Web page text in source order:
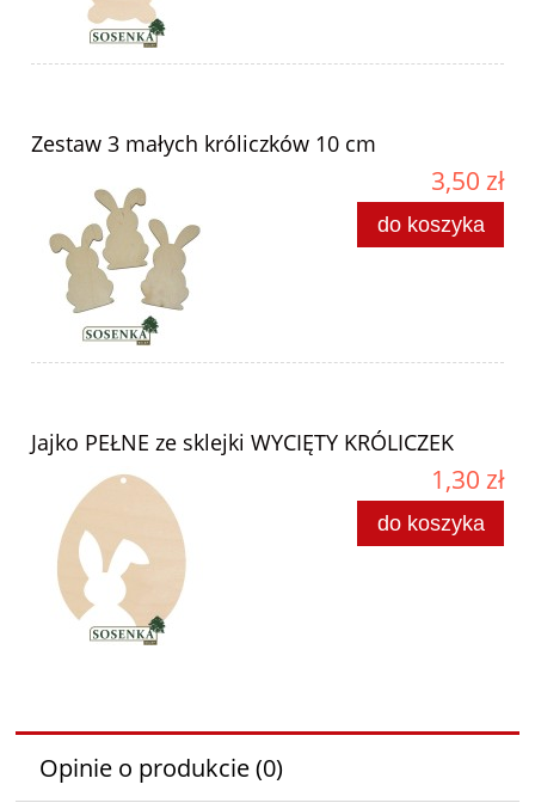
Zestaw 3 małych króliczków 10 cm
3,50 zł
do koszyka
Jajko PEŁNE ze sklejki WYCIĘTY KRÓLICZEK
1,30 zł
do koszyka
Opinie o produkcie (0)